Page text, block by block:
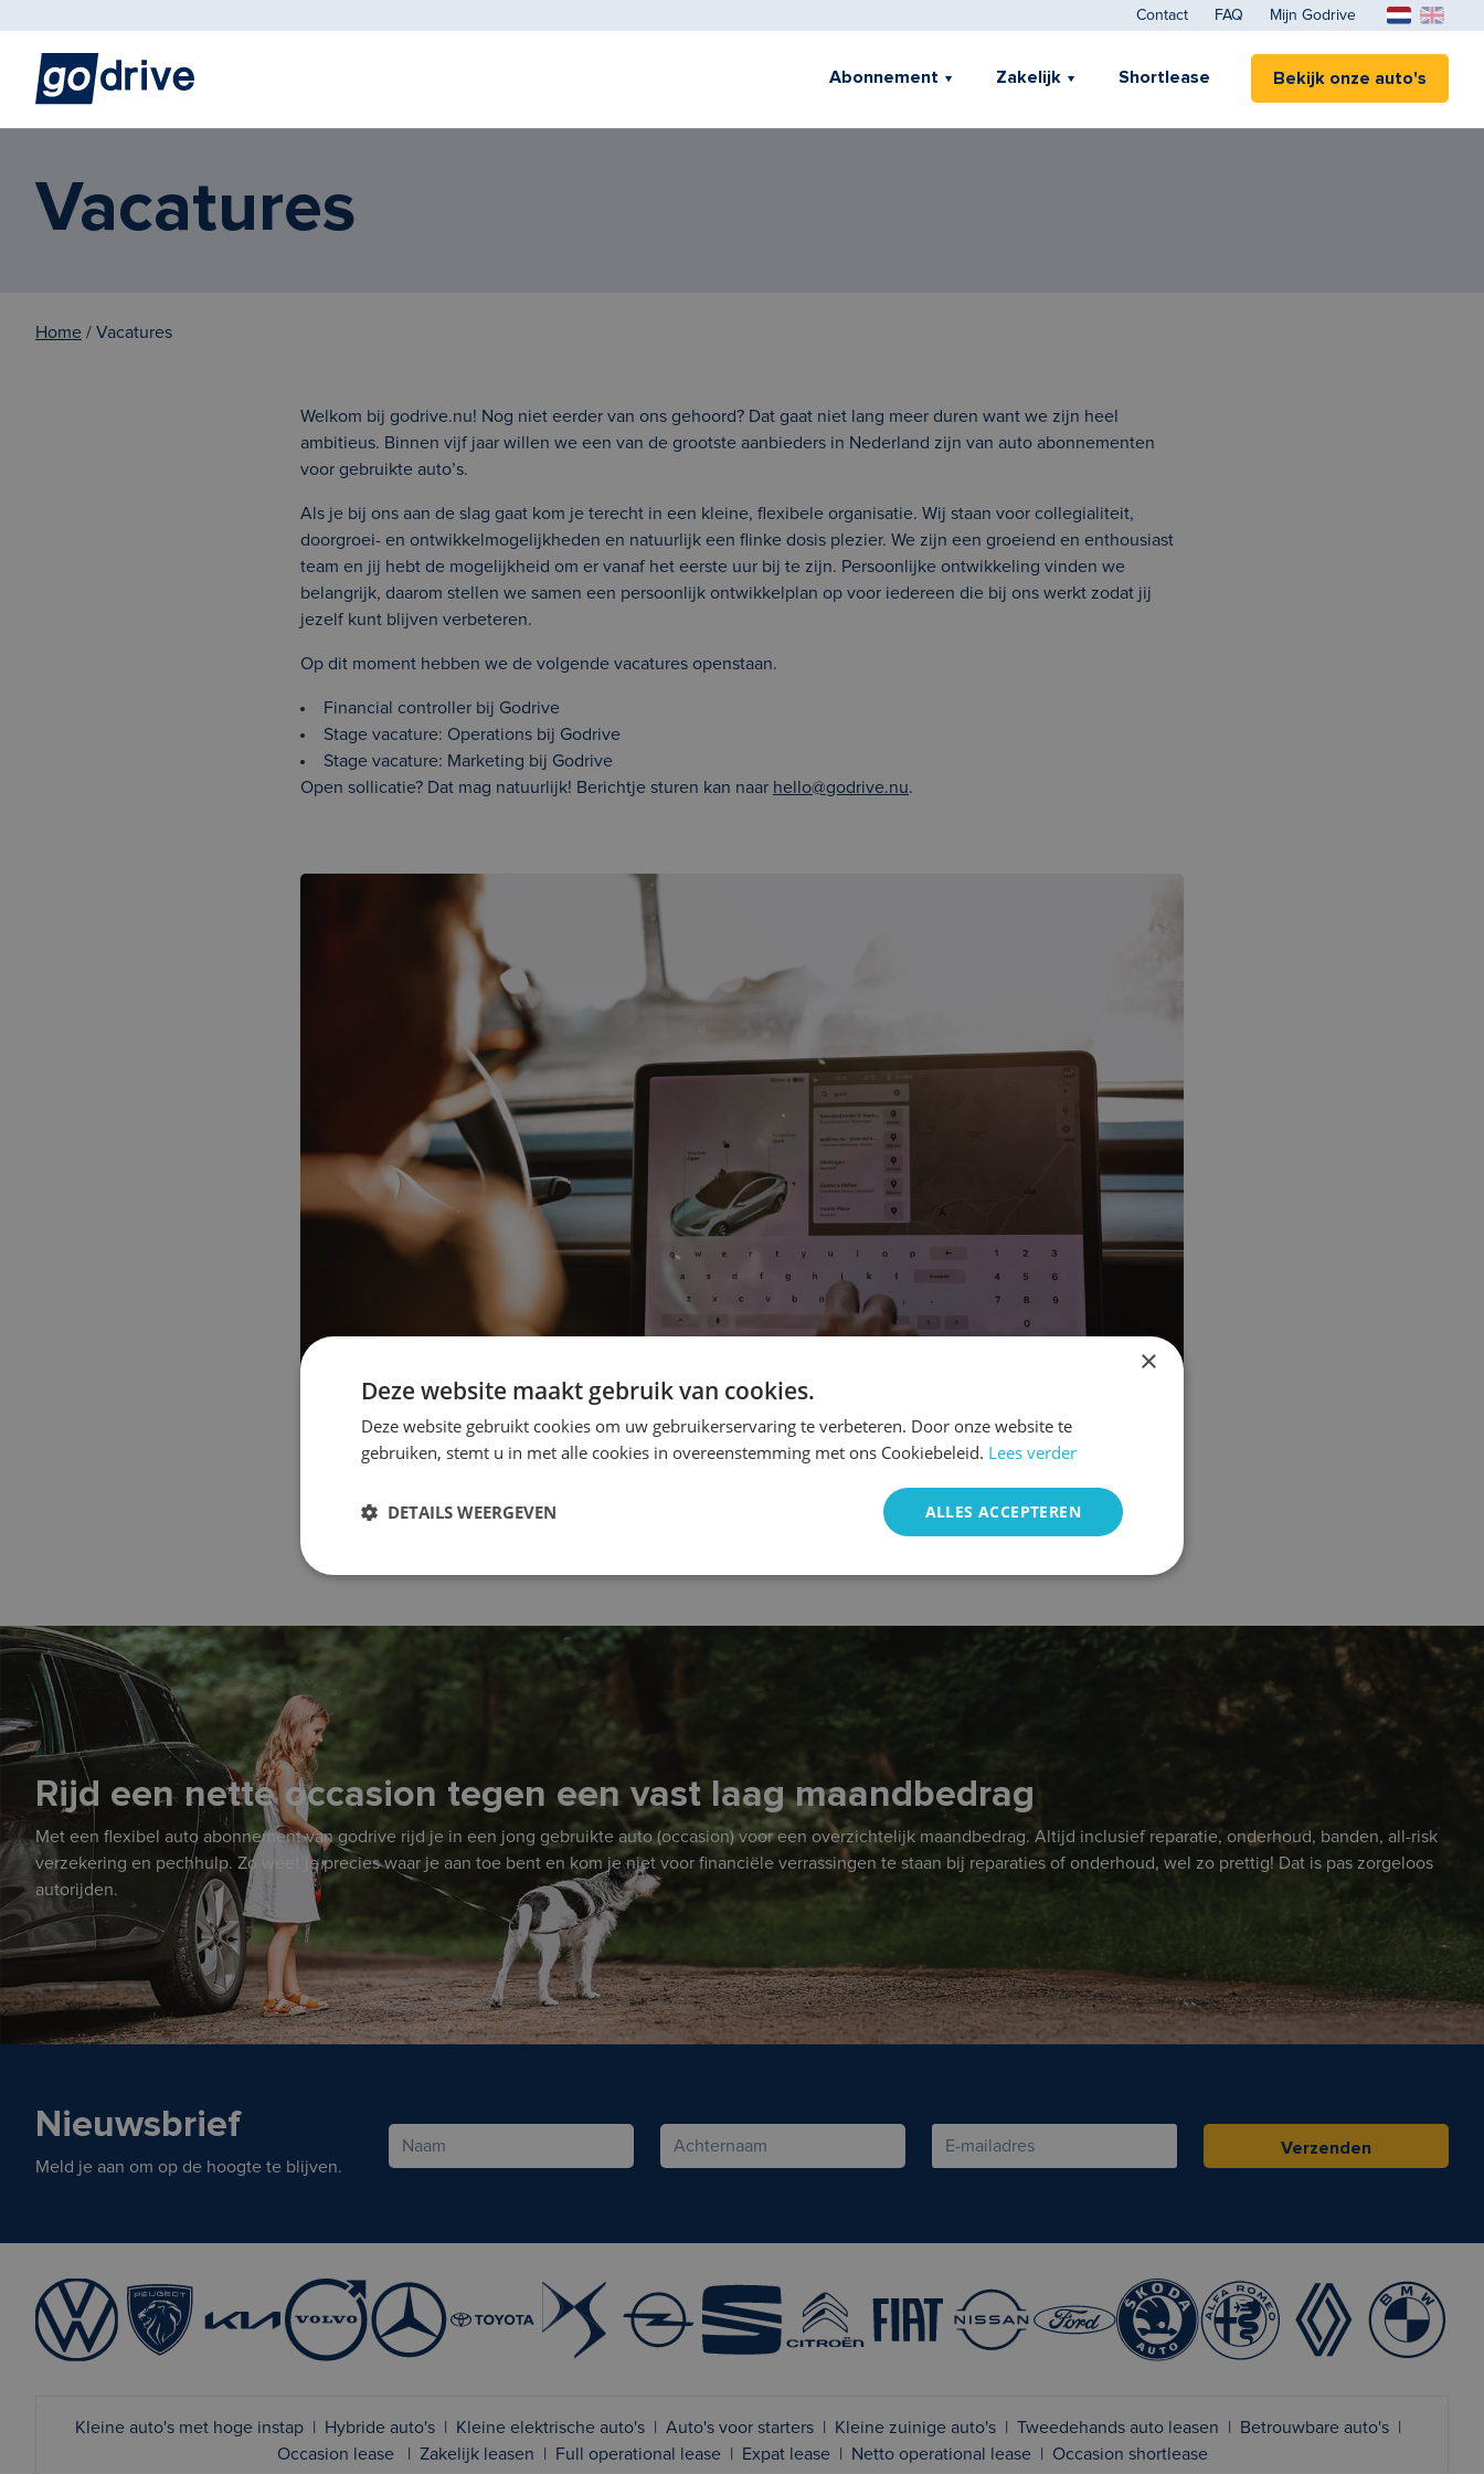
Contact FAQ Mijn Godrive
Abonnement Zakelijk Shortlease Bekijk onze auto's
Vacatures
Home / Vacatures
Welkom bij godrive.nu! Nog niet eerder van ons gehoord? Dat gaat niet lang meer duren want we zijn heel
ambitieus. Binnen vijf jaar willen we een van de grootste aanbieders in Nederland zijn van auto abonnementen
voor gebruikte auto’s.
Als je bij ons aan de slag gaat kom je terecht in een kleine, flexibele organisatie. Wij staan voor collegialiteit,
doorgroei- en ontwikkelmogelijkheden en natuurlijk een flinke dosis plezier. We zijn een groeiend en enthousiast
team en jij hebt de mogelijkheid om er vanaf het eerste uur bij te zijn. Persoonlijke ontwikkeling vinden we
belangrijk, daarom stellen we samen een persoonlijk ontwikkelplan op voor iedereen die bij ons werkt zodat jij
jezelf kunt blijven verbeteren.
Op dit moment hebben we de volgende vacatures openstaan.
Financial controller bij Godrive
Stage vacature: Operations bij Godrive
Stage vacature: Marketing bij Godrive
Open sollicatie? Dat mag natuurlijk! Berichtje sturen kan naar hello@godrive.nu.
Rijd een nette occasion tegen een vast laag maandbedrag
Met een flexibel auto abonnement van godrive rijd je in een jong gebruikte auto (occasion) voor een overzichtelijk maandbedrag. Altijd inclusief reparatie, onderhoud, banden, all-risk
verzekering en pechhulp. Zo weet je precies waar je aan toe bent en kom je niet voor financiële verrassingen te staan bij reparaties of onderhoud, wel zo prettig! Dat is pas zorgeloos
autorijden.
Nieuwsbrief
Meld je aan om op de hoogte te blijven.
Verzenden
Kleine auto's met hoge instap Hybride auto's Kleine elektrische auto's Auto's voor starters Kleine zuinige auto's Tweedehands auto leasen Betrouwbare auto's
Occasion lease
Zakelijk leasen Full operational lease Expat lease Netto operational lease Occasion shortlease
×
Deze website maakt gebruik van cookies.
Deze website gebruikt cookies om uw gebruikerservaring te verbeteren. Door onze website te
gebruiken, stemt u in met alle cookies in overeenstemming met ons Cookiebeleid. Lees verder
ALLES ACCEPTEREN
DETAILS WEERGEVEN